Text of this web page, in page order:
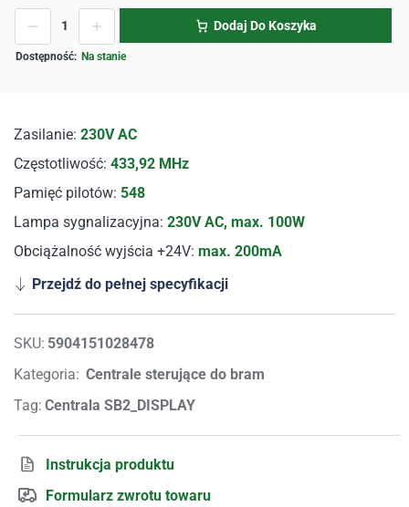
Zasilanie: 230V AC
Częstotliwość: 433,92 MHz
Pamięć pilotów: 548
Lampa sygnalizacyjna: 230V AC, max. 100W
Obciążalność wyjścia +24V: max. 200mA
Przejdź do pełnej specyfikacji
SKU: 5904151028478
Kategoria: Centrale sterujące do bram
Tag: Centrala SB2_DISPLAY
Instrukcja produktu
Formularz zwrotu towaru
Na stanie
Dodaj Do Koszyka